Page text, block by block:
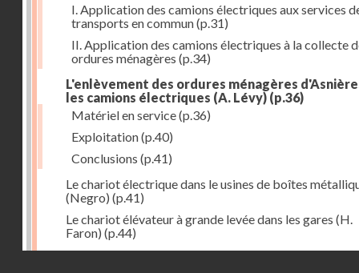
I. Application des camions électriques aux services
transports en commun(p.31)
II. Application des camions électriques à la collecte
ordures ménagères (p.34)
L'enlèvement des ordures ménagères
les camions électriques (A. Lévy) (p.36)
Matériel en service(p.36)
Exploitation(p.40)
Conclusions (p.41)
Le chariot électrique dans le usines de boîtes
(Negro) (p.41)
Le chariot élévateur à grande levée dans les gares (H.
Faron) (p.44)
Utilisation des chariots électriques à la C. G. T. à